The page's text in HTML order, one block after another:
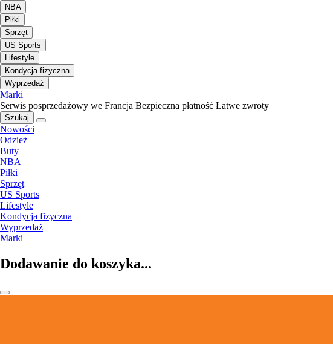
NBA
Piłki
Sprzęt
US Sports
Lifestyle
Kondycja fizyczna
Wyprzedaż
Marki
Serwis posprzedażowy we Francja Bezpieczna płatność Łatwe zwroty
Szukaj
Nowości
Odzież
Buty
NBA
Piłki
Sprzęt
US Sports
Lifestyle
Kondycja fizyczna
Wyprzedaż
Marki
Dodawanie do koszyka...